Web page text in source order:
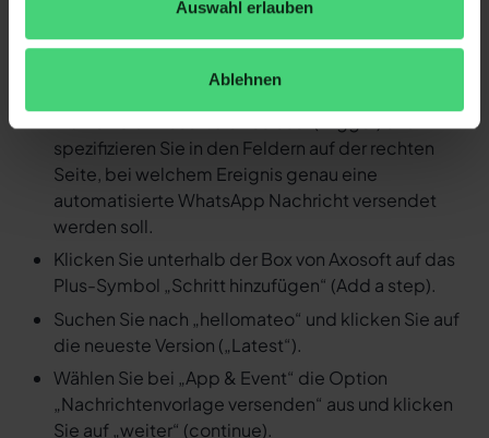
Auswahl erlauben
Ablehnen
Nachricht versenden
erstellen Sie einen neuen Zap.
spezifizieren Sie in den Feldern auf der rechten
Seite, bei welchem Ereignis genau eine
automatisierte WhatsApp Nachricht versendet
werden soll.
Klicken Sie unterhalb der Box von Axosoft auf das
Plus-Symbol „Schritt hinzufügen“ (Add a step).
Suchen Sie nach „hellomateo“ und klicken Sie auf
die neueste Version („Latest“).
Wählen Sie bei „App & Event“ die Option
„Nachrichtenvorlage versenden“ aus und klicken
Sie auf „weiter“ (continue).